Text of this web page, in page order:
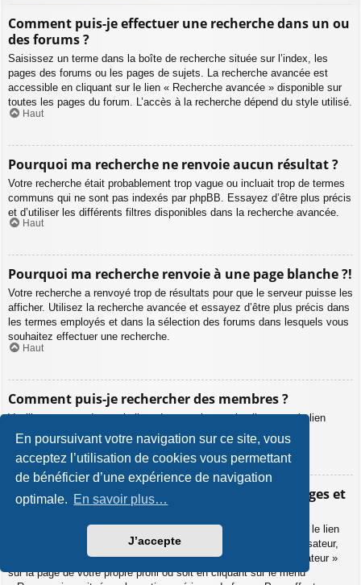
En poursuivant votre navigation sur ce site, vous
acceptez l’utilisation de cookies vous permettant
de bénéficier d’une expérience de navigation
optimale. En savoir plus…
J’accepte
Comment puis-je effectuer une recherche dans un ou
des forums ?
Saisissez un terme dans la boîte de recherche située sur l’index, les
pages des forums ou les pages de sujets. La recherche avancée est
accessible en cliquant sur le lien « Recherche avancée » disponible sur
toutes les pages du forum. L’accès à la recherche dépend du style utilisé.
Haut
Pourquoi ma recherche ne renvoie aucun résultat ?
Votre recherche était probablement trop vague ou incluait trop de termes
communs qui ne sont pas indexés par phpBB. Essayez d’être plus précis
et d’utiliser les différents filtres disponibles dans la recherche avancée.
Haut
Pourquoi ma recherche renvoie à une page blanche ?!
Votre recherche a renvoyé trop de résultats pour que le serveur puisse les
afficher. Utilisez la recherche avancée et essayez d’être plus précis dans
les termes employés et dans la sélection des forums dans lesquels vous
souhaitez effectuer une recherche.
Haut
Comment puis-je rechercher des membres ?
Veuillez vous rendre sur la liste des membres puis cliquer sur le lien
« Trouver un membre ».
Haut
Comment puis-je retrouver mes propres messages et
sujets ?
Vos propres messages peuvent être affichés soit en cliquant sur le lien
« Afficher vos messages » dans le panneau de contrôle de l’utilisateur,
soit en cliquant sur le lien « Rechercher les messages de l’utilisateur »
sur la page de votre propre profil ou soit en cliquant sur le menu